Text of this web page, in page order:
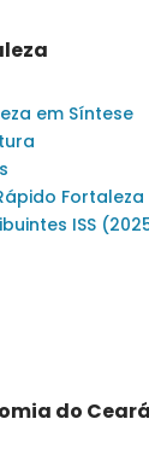
em Síntese
Fortaleza
ISS
do Ceará